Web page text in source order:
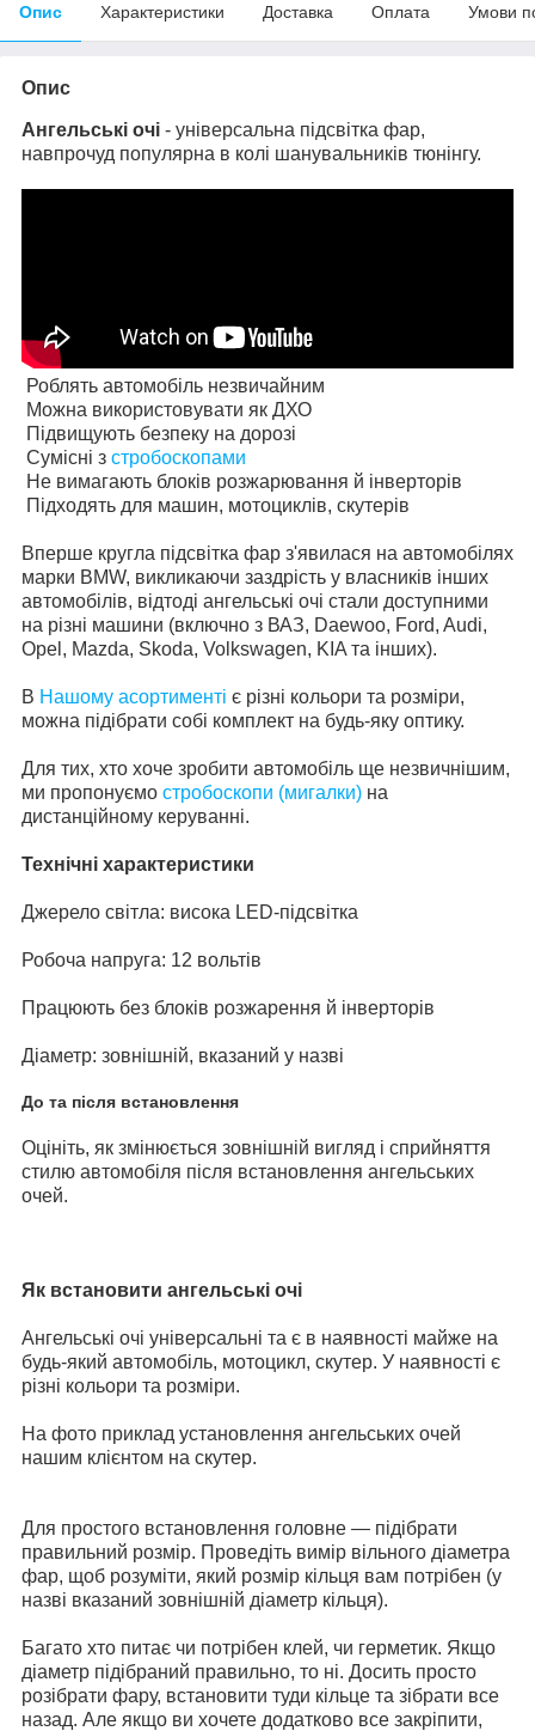
Опис Характеристики Доставка Оплата Умови
Опис
Ангельські очі - універсальна підсвітка фар,
навпрочуд популярна в колі шанувальників тюнінгу.
Роблять автомобіль незвичайним
Можна використовувати як ДХО
Підвищують безпеку на дорозі
Сумісні з стробоскопами
Не вимагають блоків розжарювання й інверторів
Підходять для машин, мотоциклів, скутерів
Вперше кругла підсвітка фар з'явилася на автомобілях
марки BMW, викликаючи заздрість у власників інших
автомобілів, відтоді ангельські очі стали доступними
на різні машини (включно з ВАЗ, Daewoo, Ford, Audi,
Opel, Mazda, Skoda, Volkswagen, KIA та інших).
В Нашому асортименті є різні кольори та розміри,
можна підібрати собі комплект на будь-яку оптику.
Для тих, хто хоче зробити автомобіль ще незвичнішим,
ми пропонуємо стробоскопи (мигалки) на
дистанційному керуванні.
Технічні характеристики
Джерело світла: висока LED-підсвітка
Робоча напруга: 12 вольтів
Працюють без блоків розжарення й інверторів
Діаметр: зовнішній, вказаний у назві
До та після встановлення
Оцініть, як змінюється зовнішній вигляд і сприйняття
стилю автомобіля після встановлення ангельських
очей.
Як встановити ангельські очі
Ангельські очі універсальні та є в наявності майже на
будь-який автомобіль, мотоцикл, скутер. У наявності є
різні кольори та розміри.
На фото приклад установлення ангельських очей
нашим клієнтом на скутер.
Для простого встановлення головне — підібрати
правильний розмір. Проведіть вимір вільного діаметра
фар, щоб розуміти, який розмір кільця вам потрібен (у
назві вказаний зовнішній діаметр кільця).
Багато хто питає чи потрібен клей, чи герметик. Якщо
діаметр підібраний правильно, то ні. Досить просто
розібрати фару, встановити туди кільце та зібрати все
назад. Але якщо ви хочете додатково все закріпити,